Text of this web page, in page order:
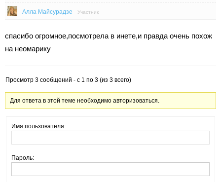
Алла Майсурадзе Участник
спасибо огромное,посмотрела в инете,и правда очень похож
на неомарику
Просмотр 3 сообщений - с 1 по 3 (из 3 всего)
Для ответа в этой теме необходимо авторизоваться.
Имя пользователя:
Пароль: